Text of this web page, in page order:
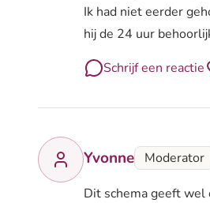
Ik had niet eerder
hij de 24 uur
Schrijf een reactie
Yvonne Moderator
Dit schema geeft wel